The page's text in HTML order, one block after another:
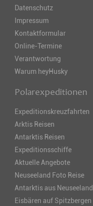
Datenschutz
Impressum
Kontaktformular
Online-Termine
Verantwortung
Warum heyHusky
Polarexpeditionen
Expeditionskreuzfahrten
Arktis Reisen
Antarktis Reisen
Expeditionsschiffe
Aktuelle Angebote
Neuseeland Foto Reise
Antarktis aus Neuseeland
Eisbären auf Spitzbergen